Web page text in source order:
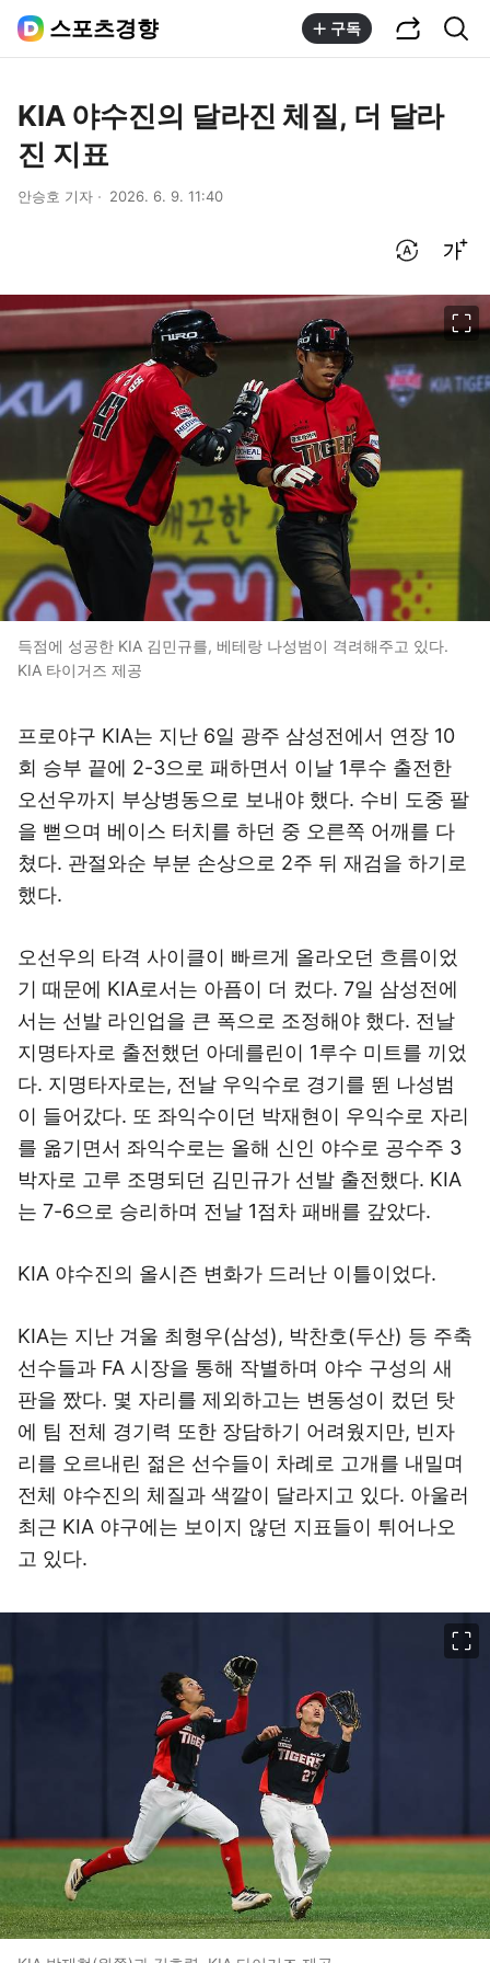
스포츠경향 구독
KIA 야수진의 달라진 체질, 더 달라
진 지표
안승호 기자 2026. 6. 9. 11:40
득점에 성공한 KIA 김민규를, 베테랑 나성범이 격려해주고 있다.
KIA 타이거즈 제공
프로야구 KIA는 지난 6일 광주 삼성전에서 연장 10
회 승부 끝에 2-3으로 패하면서 이날 1루수 출전한
오선우까지 부상병동으로 보내야 했다. 수비 도중 팔
을 뻗으며 베이스 터치를 하던 중 오른쪽 어깨를 다
쳤다. 관절와순 부분 손상으로 2주 뒤 재검을 하기로
했다.
오선우의 타격 사이클이 빠르게 올라오던 흐름이었
기 때문에 KIA로서는 아픔이 더 컸다. 7일 삼성전에
서는 선발 라인업을 큰 폭으로 조정해야 했다. 전날
지명타자로 출전했던 아데를린이 1루수 미트를 끼었
다. 지명타자로는, 전날 우익수로 경기를 뛴 나성범
이 들어갔다. 또 좌익수이던 박재현이 우익수로 자리
를 옮기면서 좌익수로는 올해 신인 야수로 공수주 3
박자로 고루 조명되던 김민규가 선발 출전했다. KIA
는 7-6으로 승리하며 전날 1점차 패배를 갚았다.
KIA 야수진의 올시즌 변화가 드러난 이틀이었다.
KIA는 지난 겨울 최형우(삼성), 박찬호(두산) 등 주축
선수들과 FA 시장을 통해 작별하며 야수 구성의 새
판을 짰다. 몇 자리를 제외하고는 변동성이 컸던 탓
에 팀 전체 경기력 또한 장담하기 어려웠지만, 빈자
리를 오르내린 젊은 선수들이 차례로 고개를 내밀며
전체 야수진의 체질과 색깔이 달라지고 있다. 아울러
최근 KIA 야구에는 보이지 않던 지표들이 튀어나오
고 있다.